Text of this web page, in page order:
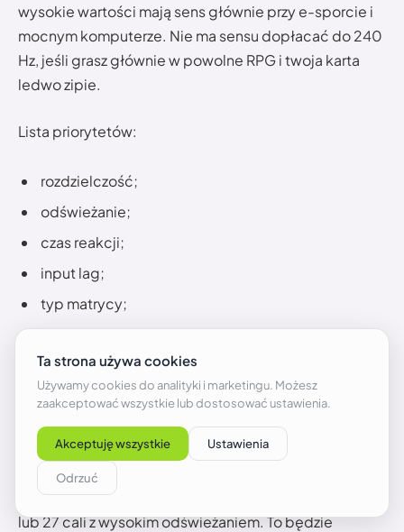
wysokie wartości mają sens głównie przy e-sporcie i
mocnym komputerze. Nie ma sensu dopłacać do 240
Hz, jeśli grasz głównie w powolne RPG i twoja karta
ledwo zipie.
Lista priorytetów:
rozdzielczość;
odświeżanie;
czas reakcji;
input lag;
typ matrycy;
ergonomia podstawy;
dopiero potem zakrzywienie.
Monitor zakrzywiony czy płaski –
konkretne scenariusze
Jeśli grasz głównie w FPS-y, wybierz płaski monitor 24
lub 27 cali z wysokim odświeżaniem. To będzie